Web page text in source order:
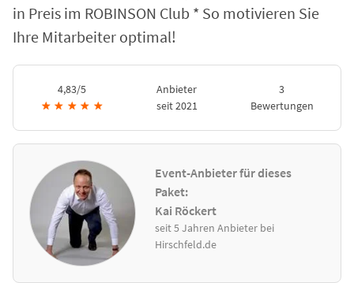
in Preis im ROBINSON Club * So motivieren Sie
Ihre Mitarbeiter optimal!
4,83/5
★ ★ ★ ★ ★
Anbieter
seit 2021
3
Bewertungen
Event-Anbieter für dieses
Paket:
Kai Röckert
seit 5 Jahren Anbieter bei
Hirschfeld.de